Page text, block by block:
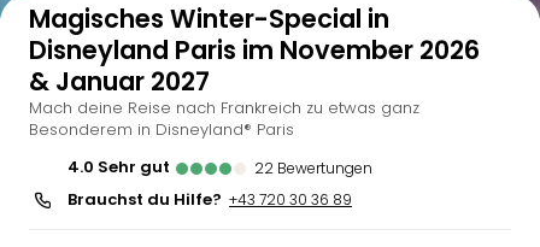
Magisches Winter-Special in
Disneyland Paris im November 2026
& Januar 2027
Mach deine Reise nach Frankreich zu etwas ganz
Besonderem in Disneyland® Paris
4.0
sehr gut 22 Bewertungen
Brauchst du Hilfe? +43 720 30 36 89